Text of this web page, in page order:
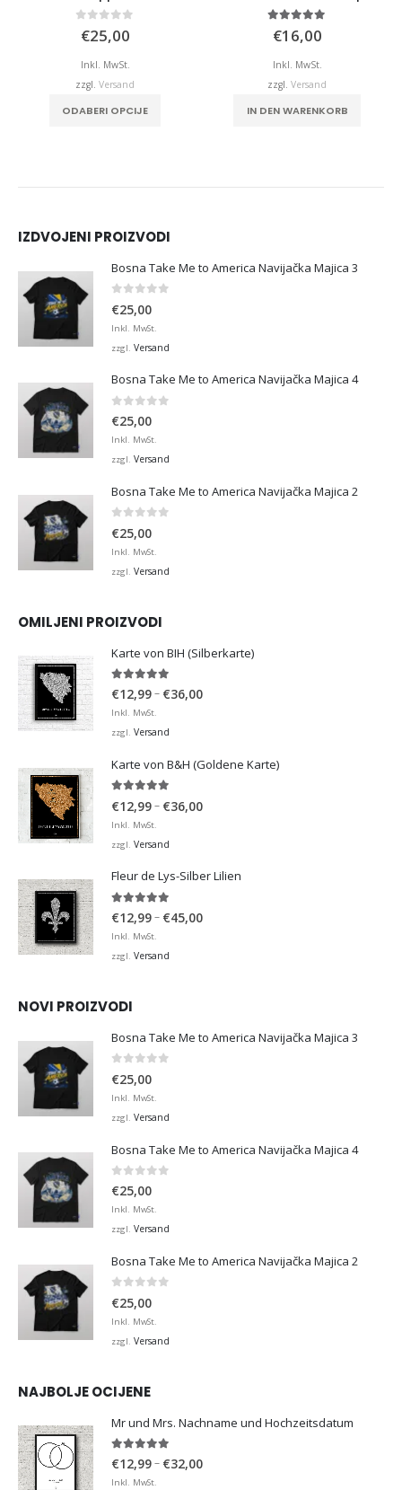
von 5
€25,00
Inkl. MwSt.
zzgl. Versand
ODABERI OPCIJE
5.00von 5
€16,00
Inkl. MwSt.
zzgl. Versand
IN DEN WARENKORB
IZDVOJENI PROIZVODI
Bosna Take Me to America Navijačka Majica 3
€25,00
Inkl. MwSt.
zzgl. Versand
Bosna Take Me to America Navijačka Majica 4
0 von 5
€25,00
Inkl. MwSt.
zzgl. Versand
Bosna Take Me to America Navijačka Majica 2
€25,00
Inkl. MwSt.
zzgl. Versand
OMILJENI PROIZVODI
Karte von BIH (Silberkarte)
4.92 von 5
€12,99– €36,00Preisspanne:
Inkl. MwSt.
zzgl. Versand
Karte von B&H (Goldene Karte)
€12,99– €36,00Preisspanne:
Inkl. MwSt.
zzgl. Versand
Fleur de Lys-Silber Lilien
4.95von 5
€12,99– €45,00Preisspanne:
Inkl. MwSt.
zzgl. Versand
NOVI PROIZVODI
Bosna Take Me to America Navijačka Majica 3
€25,00
Inkl. MwSt.
zzgl. Versand
Bosna Take Me to America Navijačka Majica 4
0 von 5
€25,00
Inkl. MwSt.
zzgl. Versand
Bosna Take Me to America Navijačka Majica 2
€25,00
Inkl. MwSt.
zzgl. Versand
NAJBOLJE OCIJENE
Mr und Mrs. Nachname und Hochzeitsdatum
5.00von 5
€12,99– €32,00Preisspanne:
Inkl. MwSt.